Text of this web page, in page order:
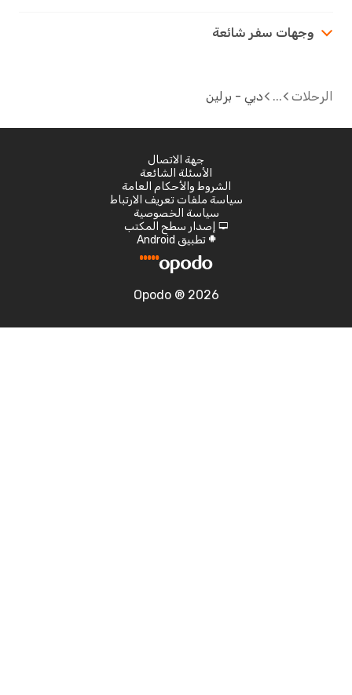
وجهات سفر شائعة
دبي - برلين
جهة الاتصال
الأسئلة الشائعة
الشروط والأحكام العامة
سياسة ملفات تعريف الارتباط
سياسة الخصوصية
إصدار سطح المكتب
تطبيق Android
Opodo ® 2026